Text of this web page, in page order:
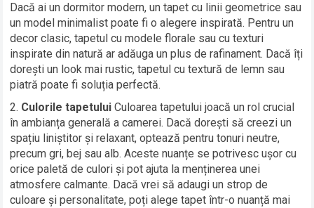
Dacă ai un dormitor modern, un tapet cu linii geometrice sau
un model minimalist poate fi o alegere inspirată. Pentru un
decor clasic, tapetul cu modele florale sau cu texturi
inspirate din natură ar adăuga un plus de rafinament. Dacă îți
dorești un look mai rustic, tapetul cu textură de lemn sau
piatră poate fi soluția perfectă.
Culorile tapetului Culoarea tapetului joacă un rol crucial
în ambianța generală a camerei. Dacă dorești să creezi un
spațiu liniștitor și relaxant, optează pentru tonuri neutre,
precum gri, bej sau alb. Aceste nuanțe se potrivesc ușor cu
orice paletă de culori și pot ajuta la menținerea unei
atmosfere calmante. Dacă vrei să adaugi un strop de
culoare și personalitate, poți alege tapet într-o nuanță mai